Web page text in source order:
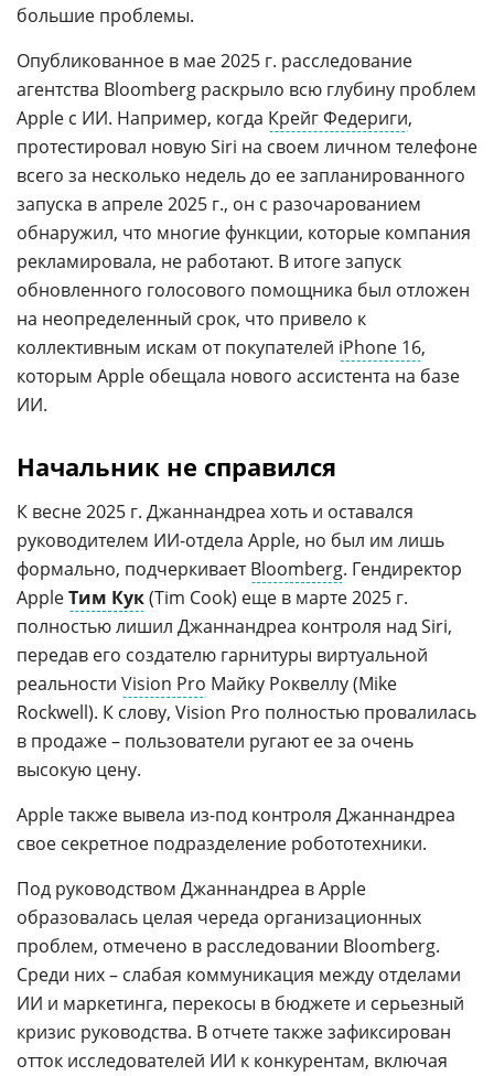
большие проблемы.
Опубликованное в мае 2025 г. расследование
агентства Bloomberg раскрыло всю глубину проблем
Apple с ИИ. Например, когда Крейг Федериги,
протестировал новую Siri на своем личном телефоне
всего за несколько недель до ее запланированного
запуска в апреле 2025 г., он с разочарованием
обнаружил, что многие функции, которые компания
рекламировала, не работают. В итоге запуск
обновленного голосового помощника был отложен
на неопределенный срок, что привело к
коллективным искам от покупателей iPhone 16,
которым Apple обещала нового ассистента на базе
ИИ.
Начальник не справился
К весне 2025 г. Джаннандреа хоть и оставался
руководителем ИИ-отдела Apple, но был им лишь
формально, подчеркиваетBloomberg. Гендиректор
AppleТим Кук(Tim Cook) еще в марте 2025 г.
полностью лишил Джаннандреа контроля над Siri,
передав его создателю гарнитуры виртуальной
реальности Vision Pro Майку Роквеллу (Mike
Rockwell). К слову, Vision Pro полностью провалилась
в продаже – пользователи ругают ее за очень
высокую цену.
Apple также вывела из-под контроля Джаннандреа
свое секретное подразделение робототехники.
Под руководством Джаннандреа в Apple
образовалась целая череда организационных
проблем, отмечено в расследовании Bloomberg.
Среди них – слабая коммуникация между отделами
ИИ и маркетинга, перекосы в бюджете и серьезный
кризис руководства. В отчете также зафиксирован
отток исследователей ИИ к конкурентам, включая